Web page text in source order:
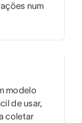
num
modelo
de usar,
coletar